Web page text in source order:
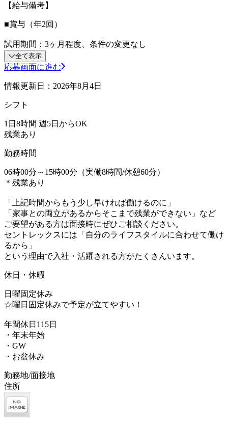
【給与備考】
■賞与（年2回）
試用期間：3ヶ月程度、条件の変更なし
全て表示
応募画面に進む
情報更新日：2026年8月4日
シフト
1日8時間 週5日からOK
残業あり
勤務時間
06時00分～15時00分（実働8時間/休憩60分）
＊残業あり
「上記時間からもう少し早ければ働けるのに」
「家事との両立があるからそこまで残業ができない」など
ご要望がある方は面接時にぜひご相談ください。
セントレックスには「自分のライフスタイルに合わせて働け
るから」
という理由で入社・活躍される方がたくさんいます。
休日・休暇
日曜固定休み
☆曜日固定休みで予定が立てやすい！
年間休日115日
・年末年始
・GW
・お盆休み
勤務地/面接地
住所